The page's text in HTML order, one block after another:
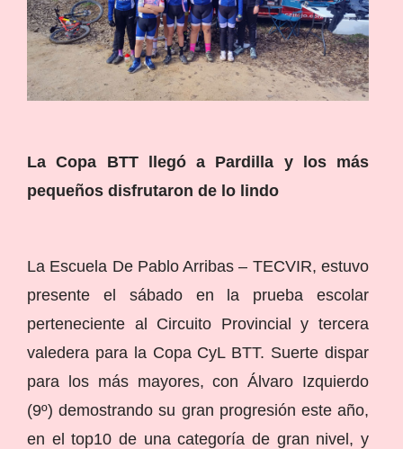
La Copa BTT llegó a Pardilla y los más
pequeños disfrutaron de lo lindo
La Escuela De Pablo Arribas – TECVIR, estuvo
presente el sábado en la prueba escolar
perteneciente al Circuito Provincial y tercera
valedera para la Copa CyL BTT. Suerte dispar
para los más mayores, con Álvaro Izquierdo
(9º) demostrando su gran progresión este año,
en el top10 de una categoría de gran nivel, y